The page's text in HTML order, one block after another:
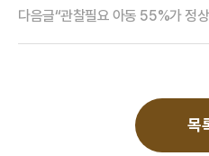
다음글“관찰필요 아동 55%가 정상
목